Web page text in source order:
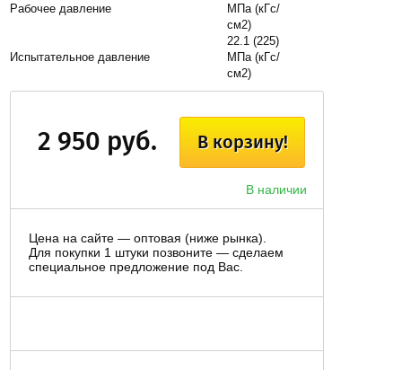
Рабочее давление
МПа (кГс/
см2)
Испытательное давление
22.1 (225)
МПа (кГс/
см2)
В корзину!
В наличии
2 950 руб.
Цена на сайте — оптовая (ниже рынка).
Для покупки 1 штуки позвоните — сделаем
специальное предложение под Вас.